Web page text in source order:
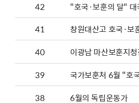
42
"호
41
창원대산고 호국·보
40
이광남 마산보훈지
39
국가보훈처 6월 "호
38
6월의 독립운동가